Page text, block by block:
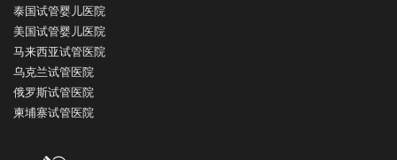
泰国试管婴儿医院
美国试管婴儿医院
马来西亚试管医院
乌克兰试管医院
俄罗斯试管医院
柬埔寨试管医院